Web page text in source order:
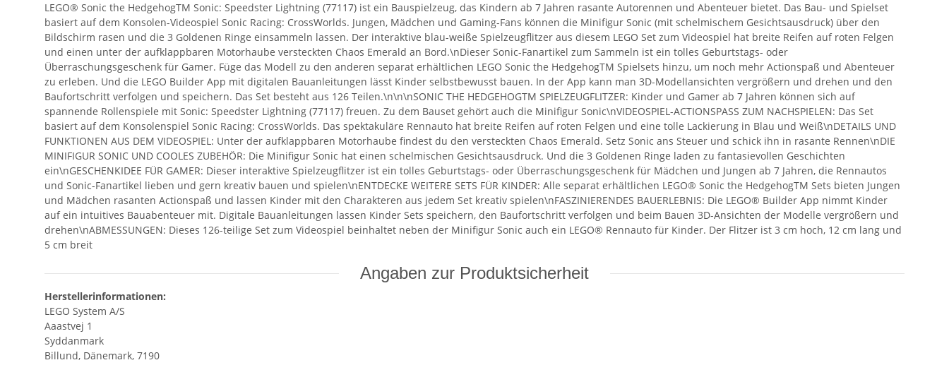
LEGO® Sonic the HedgehogTM Sonic: Speedster Lightning (77117) ist ein Bauspielzeug, das Kindern ab 7 Jahren rasante Autorennen und Abenteuer bietet. Das Bau- und Spielset
basiert auf dem Konsolen-Videospiel Sonic Racing: CrossWorlds. Jungen, Mädchen und Gaming-Fans können die Minifigur Sonic (mit schelmischem Gesichtsausdruck) über den
Bildschirm rasen und die 3 Goldenen Ringe einsammeln lassen. Der interaktive blau-weiße Spielzeugflitzer aus diesem LEGO Set zum Videospiel hat breite Reifen auf roten Felgen
und einen unter der aufklappbaren Motorhaube versteckten Chaos Emerald an Bord.\nDieser Sonic-Fanartikel zum Sammeln ist ein tolles Geburtstags- oder
Überraschungsgeschenk für Gamer. Füge das Modell zu den anderen separat erhältlichen LEGO Sonic the HedgehogTM Spielsets hinzu, um noch mehr Actionspaß und Abenteuer
zu erleben. Und die LEGO Builder App mit digitalen Bauanleitungen lässt Kinder selbstbewusst bauen. In der App kann man 3D-Modellansichten vergrößern und drehen und den
Baufortschritt verfolgen und speichern. Das Set besteht aus 126 Teilen.\n\n\nSONIC THE HEDGEHOGTM SPIELZEUGFLITZER: Kinder und Gamer ab 7 Jahren können sich auf
spannende Rollenspiele mit Sonic: Speedster Lightning (77117) freuen. Zu dem Bauset gehört auch die Minifigur Sonic\nVIDEOSPIEL-ACTIONSPASS ZUM NACHSPIELEN: Das Set
basiert auf dem Konsolenspiel Sonic Racing: CrossWorlds. Das spektakuläre Rennauto hat breite Reifen auf roten Felgen und eine tolle Lackierung in Blau und Weiß\nDETAILS UND
FUNKTIONEN AUS DEM VIDEOSPIEL: Unter der aufklappbaren Motorhaube findest du den versteckten Chaos Emerald. Setz Sonic ans Steuer und schick ihn in rasante Rennen\nDIE
MINIFIGUR SONIC UND COOLES ZUBEHÖR: Die Minifigur Sonic hat einen schelmischen Gesichtsausdruck. Und die 3 Goldenen Ringe laden zu fantasievollen Geschichten
ein\nGESCHENKIDEE FÜR GAMER: Dieser interaktive Spielzeugflitzer ist ein tolles Geburtstags- oder Überraschungsgeschenk für Mädchen und Jungen ab 7 Jahren, die Rennautos
und Sonic-Fanartikel lieben und gern kreativ bauen und spielen\nENTDECKE WEITERE SETS FÜR KINDER: Alle separat erhältlichen LEGO® Sonic the HedgehogTM Sets bieten Jungen
und Mädchen rasanten Actionspaß und lassen Kinder mit den Charakteren aus jedem Set kreativ spielen\nFASZINIERENDES BAUERLEBNIS: Die LEGO® Builder App nimmt Kinder
auf ein intuitives Bauabenteuer mit. Digitale Bauanleitungen lassen Kinder Sets speichern, den Baufortschritt verfolgen und beim Bauen 3D-Ansichten der Modelle vergrößern und
drehen\nABMESSUNGEN: Dieses 126-teilige Set zum Videospiel beinhaltet neben der Minifigur Sonic auch ein LEGO® Rennauto für Kinder. Der Flitzer ist 3 cm hoch, 12 cm lang und
5 cm breit
Angaben zur Produktsicherheit
Herstellerinformationen:
LEGO System A/S
Aaastvej 1
Syddanmark
Billund, Dänemark, 7190